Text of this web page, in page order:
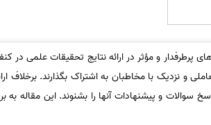
پرطرفدار و مؤثر در ارائه نتایج تحقیقات علمی
و نزدیک با مخاطبان به اشتراک بگذارند. برخلاف
سوالات و پیشنهادات آنها را بشنوند. این مقاله